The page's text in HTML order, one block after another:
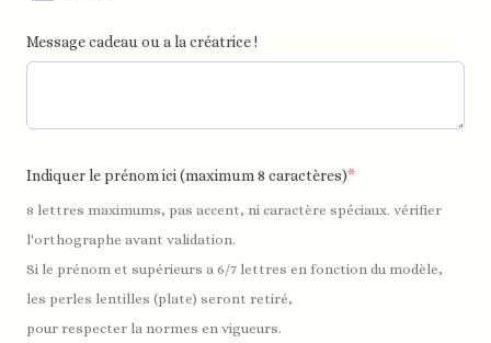
Message cadeau ou a la créatrice !
Indiquer le prénom ici (maximum 8 caractères)*
8 lettres maximums, pas accent, ni caractère spéciaux. vérifier
l'orthographe avant validation.
Si le prénom et supérieurs a 6/7 lettres en fonction du modèle,
les perles lentilles (plate) seront retiré,
pour respecter la normes en vigueurs.